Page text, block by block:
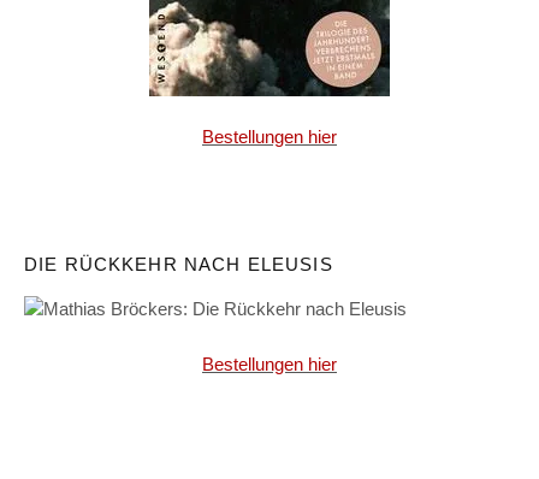
Bestellungen hier
DIE RÜCKKEHR NACH ELEUSIS
Bestellungen hier